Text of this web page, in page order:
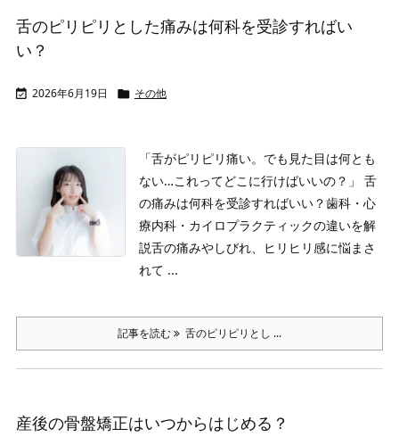
舌のピリピリとした痛みは何科を受診すればい
い？
 2026年6月19日  その他
「舌がピリピリ痛い。でも見た目は何とも
ない…これってどこに行けばいいの？」
舌
の痛みは何科を受診すればいい？歯科・心
療内科・カイロプラクティックの違いを解
説舌の痛みやしびれ、ヒリヒリ感に悩まさ
れて ...
記事を読む 舌のピリピリとし ...
産後の骨盤矯正はいつからはじめる？